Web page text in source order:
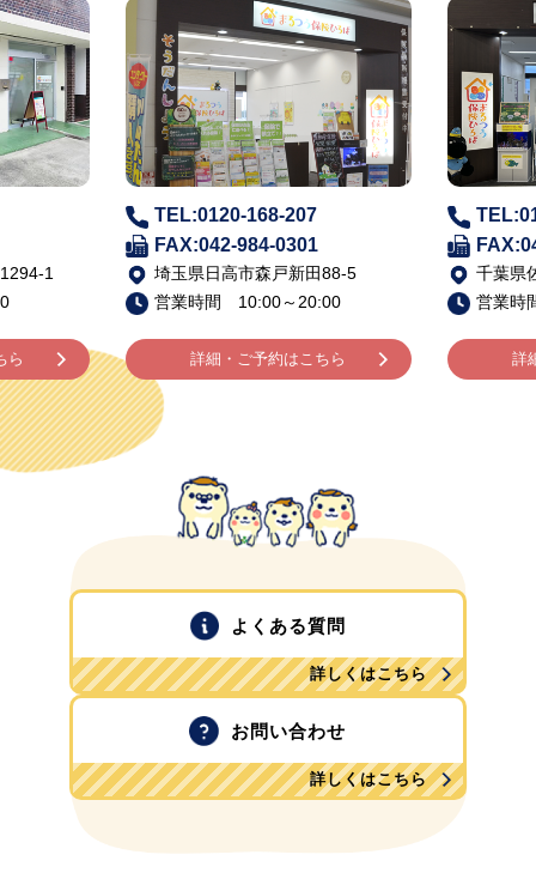
1
ら
TEL:0120-168-207
FAX:042-984-0301
埼玉県日高市森戸新田88-5
営業時間 10:00～20:00
詳細・ご予約はこちら
千葉県
営業時
詳
よくある質問
詳しくはこちら
お問い合わせ
詳しくはこちら